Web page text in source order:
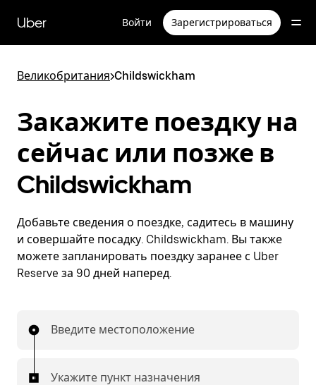
перейти
к
содержимому
Uber Войти Зарегистрироваться
Великобритания>Childswickham
Закажите поездку на
сейчас или позже в
Childswickham
Добавьте сведения о поездке, садитесь в машину
и совершайте посадку. Childswickham. Вы также
можете запланировать поездку заранее с Uber
Reserve за 90 дней наперед.
Введите местоположение
Укажите пункт назначения